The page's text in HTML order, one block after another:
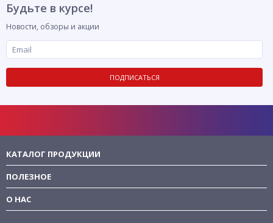
Будьте в курсе!
Новости, обзоры и акции
ПОДПИСАТЬСЯ
КАТАЛОГ ПРОДУКЦИИ
ПОЛЕЗНОЕ
О НАС